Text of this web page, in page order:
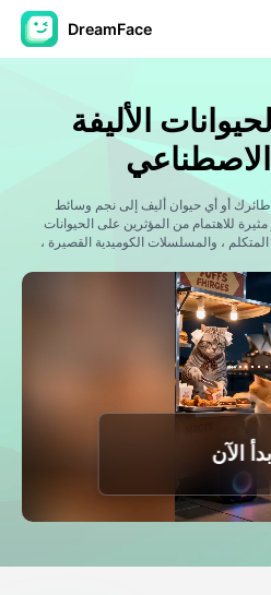
DreamFace
أدوات الذكاء الاصطناعي
فيديو الصورة الرمزية
فيديو AI
صور منظمة العفو الدولية
الأدوات
فيديو الصورة الرمزية
الأليفة
الاصطناعي
أو أي حيوان أليف إلى نجم وسائط
للاهتمام من المؤثرين على الحيوانات
المتكلم ، والمسلسلات الكوميدية القصيرة ،
ابدأ الآن